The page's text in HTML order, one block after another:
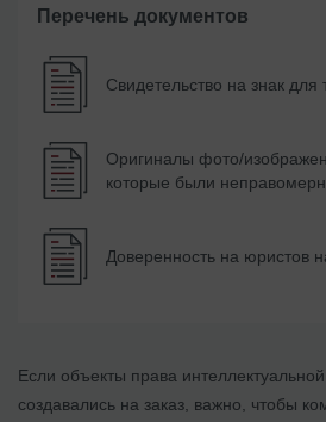
Перечень документов
Свидетельство на знак для
Оригиналы фото/
которые были
Доверенность на юристов
Если объекты права
создавались на заказ, важно, чтобы